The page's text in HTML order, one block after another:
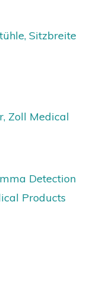
Sitzbreite
Zoll Medical
Detection
Products